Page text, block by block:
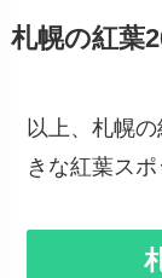
札幌の紅葉
以上、札幌
きな紅葉スポ